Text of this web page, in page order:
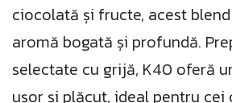
ciocolată și fructe, acest
aromă bogată și profundă.
selectate cu grijă, K40 oferă
ușor și plăcut, ideal pentru cei